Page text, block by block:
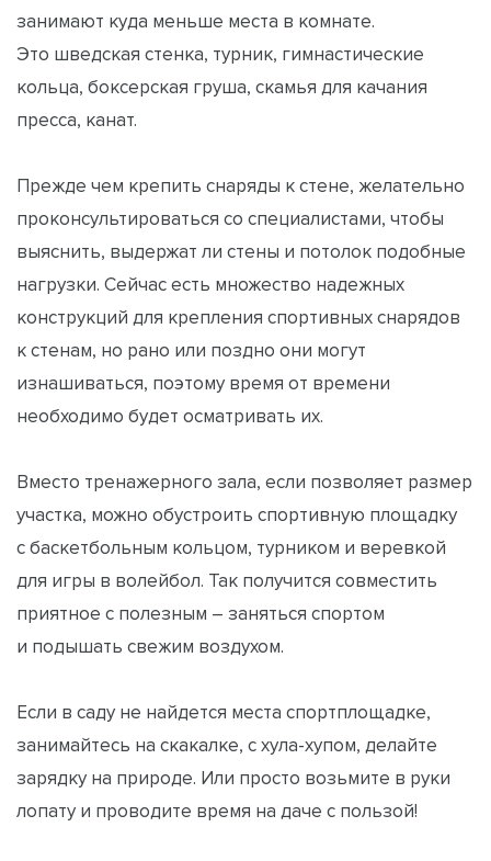
занимают куда меньше места в комнате.
Это шведская стенка, турник, гимнастические
кольца, боксерская груша, скамья для качания
пресса, канат.
Прежде чем крепить снаряды к стене, желательно
проконсультироваться со специалистами, чтобы
выяснить, выдержат ли стены и потолок подобные
нагрузки. Сейчас есть множество надежных
конструкций для крепления спортивных снарядов
к стенам, но рано или поздно они могут
изнашиваться, поэтому время от времени
необходимо будет осматривать их.
Вместо тренажерного зала, если позволяет размер
участка, можно обустроить спортивную площадку
с баскетбольным кольцом, турником и веревкой
для игры в волейбол. Так получится совместить
приятное с полезным – заняться спортом
и подышать свежим воздухом.
Если в саду не найдется места спортплощадке,
занимайтесь на скакалке, с хула-хупом, делайте
зарядку на природе. Или просто возьмите в руки
лопату и проводите время на даче с пользой!